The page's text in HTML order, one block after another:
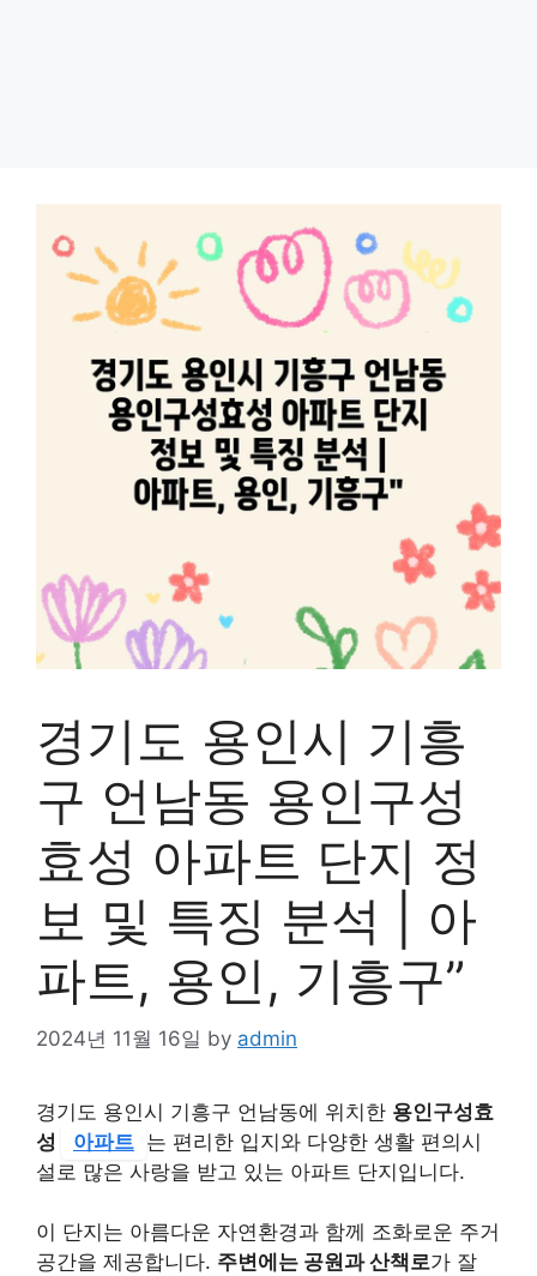
경기도 용인시 기흥
구 언남동 용인구성
효성 아파트 단지 정
보 및 특징 분석 | 아
파트, 용인, 기흥구”
2024년 11월 16일 by admin
경기도 용인시 기흥구 언남동에 위치한 용인구성효
성
아파트 는 편리한 입지와 다양한 생활 편의시
설로 많은 사랑을 받고 있는 아파트 단지입니다.
이 단지는 아름다운 자연환경과 함께 조화로운 주거
공간을 제공합니다. 주변에는 공원과 산책로가 잘